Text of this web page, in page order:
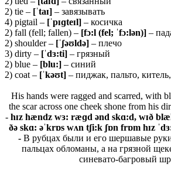
2) tie – [ˈtaɪ] – завязывать
4) pigtail – [ˈpɪɡteɪl] – косичка
2) fall (fell; fallen) – [fɔ:l (fel; ˈfɔ:lən)] –
2) shoulder – [ˈʃəʊldə] – плечо
3) dirty – [ˈdɜ:ti] – грязный
2) blue – [blu:] – синий
2) coat – [ˈkəʊt] – пиджак, пальто,
His hands were ragged and scarred, with
the scar across one cheek shone from his
- hɪz hændz wɜ: ræɡd ənd skɑ:d, wɪð
ðə skɑ: əˈkrɒs wʌn tʃi:k ʃɒn frɒm hɪz
- В рубцах были и его шершавые
пальцах обломаны, а на грязной
синевато‑багровый